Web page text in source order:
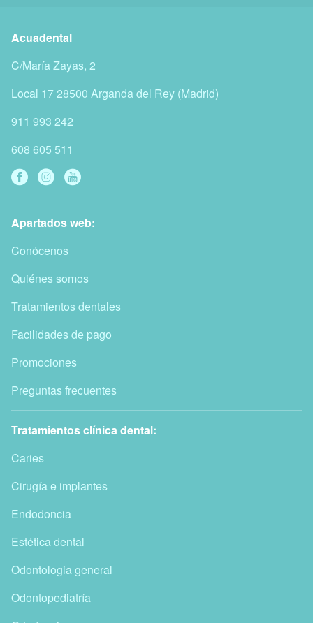
Acuadental
C/María Zayas, 2
Local 1728500 Arganda del Rey (Madrid)
911 993 242
608 605 511
Apartados web:
Conócenos
Quiénes somos
Tratamientos dentales
Facilidades de pago
Promociones
Preguntas frecuentes
Tratamientos clínica dental:
Caries
Cirugía e implantes
Endodoncia
Estética dental
Odontologia general
Odontopediatría